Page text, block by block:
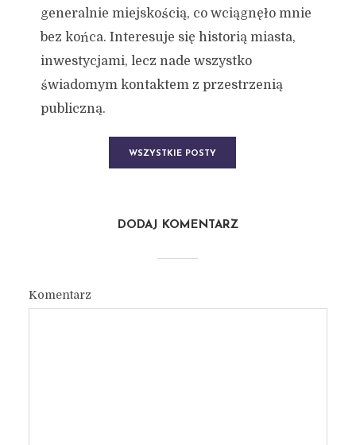
generalnie miejskością, co wciągnęło mnie
bez końca. Interesuje się historią miasta,
inwestycjami, lecz nade wszystko
świadomym kontaktem z przestrzenią
publiczną.
WSZYSTKIE POSTY
DODAJ KOMENTARZ
Komentarz